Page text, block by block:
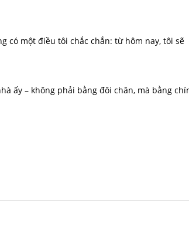
có một điều tôi chắc chắn: từ hôm nay, tôi sẽ
ấy – không phải bằng đôi chân, mà bằng